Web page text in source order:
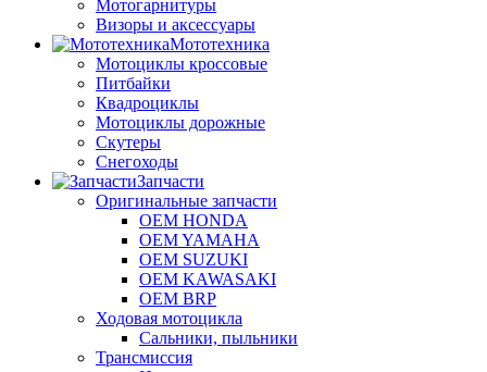
Мотогарнитуры
Визоры и аксессуары
Мототехника
Мотоциклы кроссовые
Питбайки
Квадроциклы
Мотоциклы дорожные
Скутеры
Снегоходы
Запчасти
Оригинальные запчасти
OEM HONDA
OEM YAMAHA
OEM SUZUKI
OEM KAWASAKI
OEM BRP
Ходовая мотоцикла
Сальники, пыльники
Трансмиссия